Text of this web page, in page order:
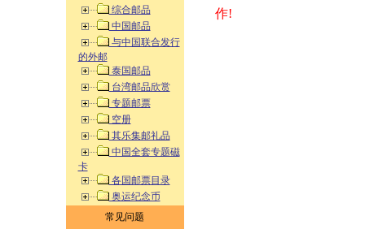
综合邮品
中国邮品
与中国联合发行
的外邮
泰国邮品
台湾邮品欣赏
专题邮票
空册
其乐集邮礼品
中国全套专题磁
卡
各国邮票目录
奥运纪念币
常见问题
作!